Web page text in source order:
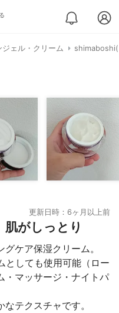
ェル・クリーム
更新日時：6ヶ月以上前
がしっとり
ケア保湿クリーム。
としても使用可能（ロー
・マッサージ・ナイトパ
テクスチャです。